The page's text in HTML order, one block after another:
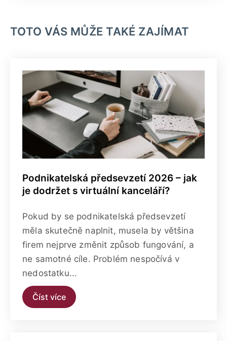
TOTO VÁS MŮŽE TAKÉ ZAJÍMAT
Podnikatelská předsevzetí 2026 – jak
je dodržet s virtuální kanceláří?
Pokud by se podnikatelská předsevzetí
měla skutečně naplnit, musela by většina
firem nejprve změnit způsob fungování, a
ne samotné cíle. Problém nespočívá v
nedostatku...
Číst více